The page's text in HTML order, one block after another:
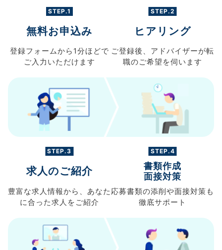
STEP.1
無料お申込み
登録フォームから 1分ほどで
ご入力 いただけます
STEP.2
ヒアリング
ご登録後、 アドバイザーが転
職のご希望を伺います
STEP.3
求人のご紹介
豊富な求人情報から、 あなた
に合った求人を ご紹介
STEP.4
書類作成
面接対策
応募書類の添削や面接対策も
徹底サポート